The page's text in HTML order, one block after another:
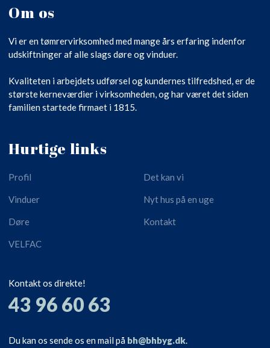
Om os
Vi er en tømrervirksomhed med mange års erfaring indenfor
udskiftninger af alle slags døre og vinduer.
Kvaliteten i arbejdets udførsel og kundernes tilfredshed, er de
største kerneværdier i virksomheden, og har været det siden
familien startede firmaet i 1815.
Hurtige links
Profil
Vinduer
Døre
VELFAC
Det kan vi
Nyt hus på en uge
Kontakt
Kontakt os direkte!
​43 96 60 63
Du kan os sende os en mail på bh@bhbyg.dk.